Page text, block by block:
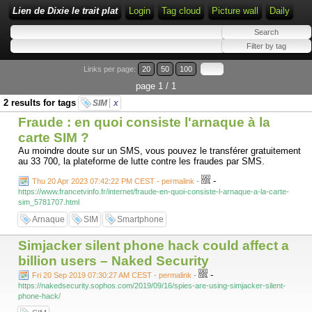
Lien de Dixie le trait plat Login Tag cloud Picture wall Daily
Links per page: 20 50 100
page 1 / 1
2 results for tags
SIM x
Fraude : en quoi consiste l'arnaque à la
carte SIM ?
Au moindre doute sur un SMS, vous pouvez le transférer gratuitement
au 33 700, la plateforme de lutte contre les fraudes par SMS.
Thu 20 Apr 2023 07:42:22 PM CEST - permalink - -
https://www.francetvinfo.fr/internet/fraude-en-quoi-consiste-l-arnaque-a-la-carte-
sim_5781707.html
Arnaque SIM Smartphone
Simjacker silent phone hack could affect a
billion users – Naked Security
Fri 20 Sep 2019 07:30:27 AM CEST - permalink - -
https://nakedsecurity.sophos.com/2019/09/16/spies-are-using-simjacker-silent-
phone-hack/